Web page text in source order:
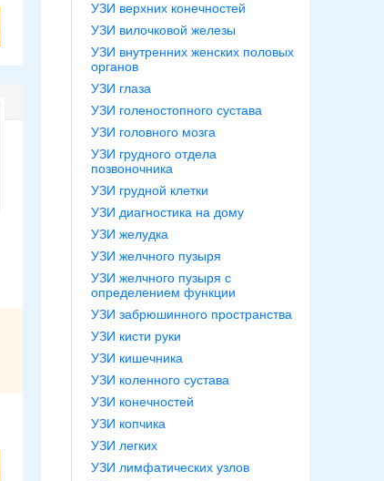
УЗИ верхних конечностей
УЗИ вилочковой железы
УЗИ внутренних женских половых
органов
УЗИ глаза
УЗИ голеностопного сустава
УЗИ головного мозга
УЗИ грудного отдела
позвоночника
УЗИ грудной клетки
УЗИ диагностика на дому
УЗИ желудка
УЗИ желчного пузыря
УЗИ желчного пузыря с
определением функции
УЗИ забрюшинного пространства
УЗИ кисти руки
УЗИ кишечника
УЗИ коленного сустава
УЗИ конечностей
УЗИ копчика
УЗИ легких
УЗИ лимфатических узлов